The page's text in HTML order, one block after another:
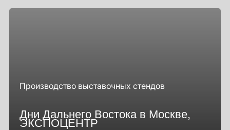
Производство выставочных стендов
Дни Дальнего Востока в Москве,
ЭКСПОЦЕНТР